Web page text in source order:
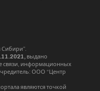
выдано
связи, информационных
ООО “Центр
являются точкой